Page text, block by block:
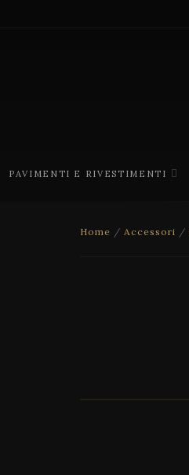
PAVIMENTI E RIVESTIMENTI
Home / Accessori /